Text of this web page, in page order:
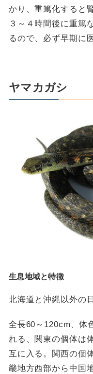
かり、重篤化すると
３～４時間後に重篤
るので、必ず早期に
ヤマカガシ
生息地域と特徴
北海道と沖縄以外の
全長60～120cm、体
れる、関東の個体は
互に入る。関西の個
畿地方西部から中国